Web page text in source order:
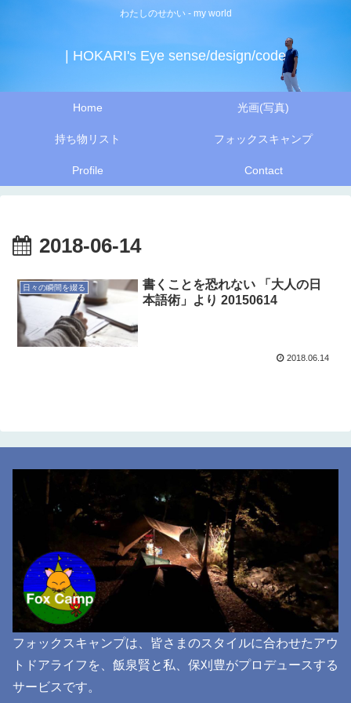
わたしのせかい - my world
| HOKARI's Eye sense/design/code
Home 光画(写真)
持ち物リスト フォックスキャンプ
Profile Contact
2018-06-14
日々の瞬間を綴る
書くことを恐れない 「大人の日
本語術」より 20150614
2018.06.14
フォックスキャンプは、皆さまのスタイルに合わせたアウ
トドアライフを、飯泉賢と私、保刈豊がプロデュースする
サービスです。